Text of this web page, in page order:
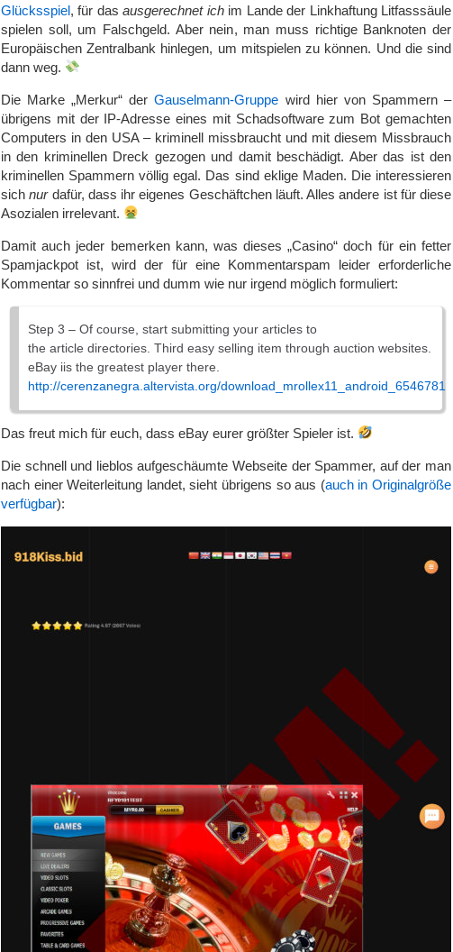
Glücksspiel, für dasausgerechnet ichim Lande der Linkhaftung Litfasssäule
spielen soll, um Falschgeld. Aber nein, man muss richtige Banknoten der
Europäischen Zentralbank hinlegen, um mitspielen zu können. Und die sind
dann weg.
Die Marke „Merkur“ derGauselmann-Gruppe wird hier von Spammern –
übrigens mit der IP-Adresse eines mit Schadsoftware zum Bot gemachten
Computers in den USA – kriminell missbraucht und mit diesem Missbrauch
in den kriminellen Dreck gezogen und damit beschädigt. Aber das ist den
kriminellen Spammern völlig egal. Das sind eklige Maden. Die interessieren
sichnurdafür, dass ihr eigenes Geschäftchen läuft. Alles andere ist für diese
Asozialen irrelevant.
Damit auch jeder bemerken kann, was dieses „Casino“ doch für ein fetter
Spamjackpot ist, wird der für eine Kommentarspam leider erforderliche
Kommentar so sinnfrei und dumm wie nur irgend möglich formuliert:
Step 3 – Of course, start submitting your articles to
the article directories. Third easy selling item through auction websites.
eBay iis the greatest player there.
http://cerenzanegra.altervista.org/download_mrollex11_android_6546781
Das freut mich für euch, dass eBay eurer größter Spieler ist.
Die schnell und lieblos aufgeschäumte Webseite der Spammer, auf der man
nach einer Weiterleitung landet, sieht übrigens so aus (auch in Originalgröße
verfügbar):